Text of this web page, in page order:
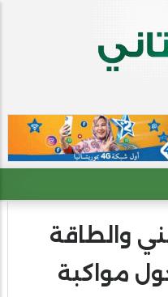
والطاقة
مواكبة